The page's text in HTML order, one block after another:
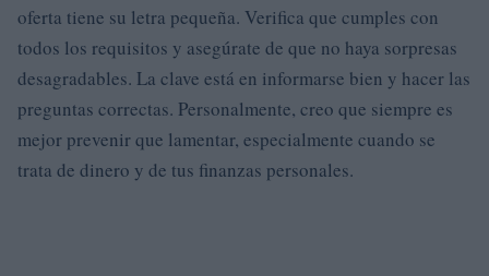
oferta tiene su letra pequeña. Verifica que cumples con
todos los requisitos y asegúrate de que no haya sorpresas
desagradables. La clave está en informarse bien y hacer las
preguntas correctas. Personalmente, creo que siempre es
mejor prevenir que lamentar, especialmente cuando se
trata de dinero y de tus finanzas personales.